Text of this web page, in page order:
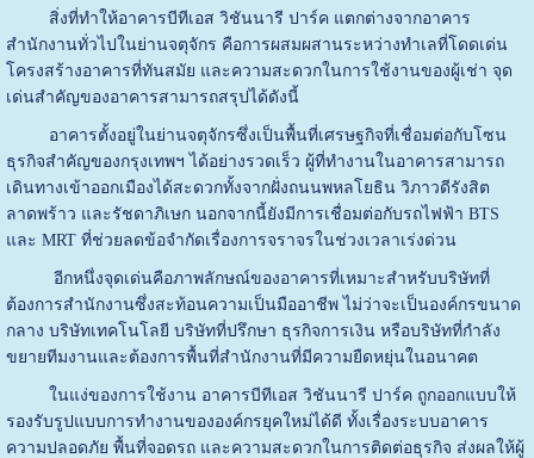
สิ่งที่ทำให้อาคารบีทีเอส วิชันนารี ปาร์ค แตกต่างจากอาคาร
สำนักงานทั่วไปในย่านจตุจักร คือการผสมผสานระหว่างทำเลที่โดดเด่น
โครงสร้างอาคารที่ทันสมัย และความสะดวกในการใช้งานของผู้เช่า จุด
เด่นสำคัญของอาคารสามารถสรุปได้ดังนี้
อาคารตั้งอยู่ในย่านจตุจักรซึ่งเป็นพื้นที่เศรษฐกิจที่เชื่อมต่อกับโซน
ธุรกิจสำคัญของกรุงเทพฯ ได้อย่างรวดเร็ว ผู้ที่ทำงานในอาคารสามารถ
เดินทางเข้าออกเมืองได้สะดวกทั้งจากฝั่งถนนพหลโยธิน วิภาวดีรังสิต
ลาดพร้าว และรัชดาภิเษก นอกจากนี้ยังมีการเชื่อมต่อกับรถไฟฟ้า BTS
และ MRT ที่ช่วยลดข้อจำกัดเรื่องการจราจรในช่วงเวลาเร่งด่วน
อีกหนึ่งจุดเด่นคือภาพลักษณ์ของอาคารที่เหมาะสำหรับบริษัทที่
ต้องการสำนักงานซึ่งสะท้อนความเป็นมืออาชีพ ไม่ว่าจะเป็นองค์กรขนาด
กลาง บริษัทเทคโนโลยี บริษัทที่ปรึกษา ธุรกิจการเงิน หรือบริษัทที่กำลัง
ขยายทีมงานและต้องการพื้นที่สำนักงานที่มีความยืดหยุ่นในอนาคต
ในแง่ของการใช้งาน อาคารบีทีเอส วิชันนารี ปาร์ค ถูกออกแบบให้
รองรับรูปแบบการทำงานขององค์กรยุคใหม่ได้ดี ทั้งเรื่องระบบอาคาร
ความปลอดภัย พื้นที่จอดรถ และความสะดวกในการติดต่อธุรกิจ ส่งผลให้ผู้